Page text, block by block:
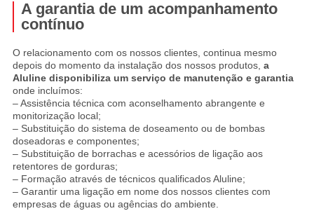
A garantia de um acompanhamento
contínuo
O relacionamento com os nossos clientes, continua mesmo
depois do momento da instalação dos nossos produtos, a
Aluline disponibiliza um serviço de manutenção e garantia
onde incluímos:
– Assistência técnica com aconselhamento abrangente e
monitorização local;
– Substituição do sistema de doseamento ou de bombas
doseadoras e componentes;
– Substituição de borrachas e acessórios de ligação aos
retentores de gorduras;
– Formação através de técnicos qualificados Aluline;
– Garantir uma ligação em nome dos nossos clientes com
empresas de águas ou agências do ambiente.